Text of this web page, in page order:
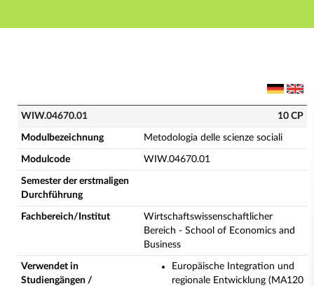
Hauptnavigation
WIW.04670.01 - Metodologia delle scienze sociali
WIW.04670.01 10 CP
Modulbezeichnung Metodologia delle scienze sociali
Modulcode WIW.04670.01
Semester der erstmaligen
Durchführung
Fachbereich/Institut
Wirtschaftswissenschaftlicher
Bereich - School of Economics and
Business
Verwendet in
Studiengängen /
Europäische Integration und
regionale Entwicklung (MA120